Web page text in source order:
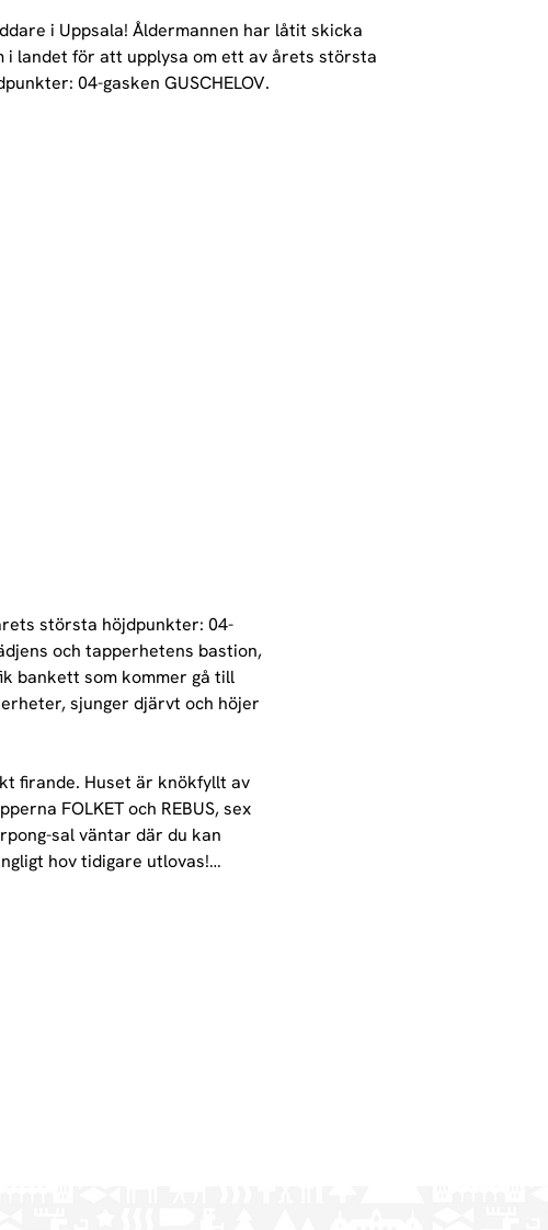
i Uppsala! Åldermannen har låtit skicka
i landet för att upplysa om ett av årets största
04-gasken GUSCHELOV.
största höjdpunkter: 04-
och tapperhetens bastion,
bankett som kommer gå till
sjunger djärvt och höjer
firande. Huset är knökfyllt av
FOLKET och REBUS, sex
sal väntar där du kan
hov tidigare utlovas!…